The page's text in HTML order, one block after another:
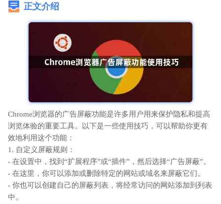
正文介绍
Chrome浏览器的广告屏蔽功能是许多用户用来保护隐私和提高
浏览体验的重要工具。以下是一些使用技巧，可以帮助你更有
效地利用这个功能：
1. 自定义屏蔽规则：
- 在设置中，找到“扩展程序”或“插件”，然后选择“广告屏蔽”。
- 在这里，你可以添加或删除特定的网站或域名来屏蔽它们。
- 你也可以创建自己的屏蔽列表，将经常访问的网站添加到列表
中。